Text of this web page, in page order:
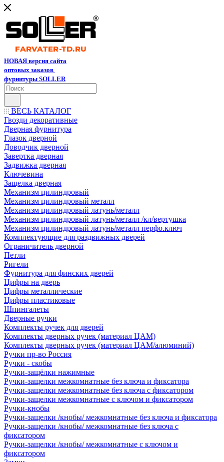
НОВАЯ версия сайта
оптовых заказов
фурнитуры SOLLER
ВЕСЬ КАТАЛОГ
Гвозди декоративные
Дверная фурнитура
Глазок дверной
Доводчик дверной
Завертка дверная
Задвижка дверная
Ключевина
Защелка дверная
Механизм цилиндровый
Механизм цилиндровый металл
Механизм цилиндровый латунь/металл
Механизм цилиндровый латунь/металл /кл/вертушка
Механизм цилиндровый латунь/металл перфо.ключ
Комплектующие для раздвижных дверей
Ограничитель дверной
Петли
Ригели
Фурнитура для финских дверей
Цифры на дверь
Цифры металлические
Цифры пластиковые
Шпингалеты
Дверные ручки
Комплекты ручек для дверей
Комплекты дверных ручек (материал ЦАМ)
Комплекты дверных ручек (материал ЦАМ/алюминий)
Ручки пр-во Россия
Ручки - скобы
Ручки-защёлки нажимные
Ручки-защелки межкомнатные без ключа и фиксатора
Ручки-защелки межкомнатные без ключа с фиксатором
Ручки-защелки межкомнатные с ключом и фиксатором
Ручки-кнобы
Ручки-защелки /кнобы/ межкомнатные без ключа и фиксатора
Ручки-защелки /кнобы/ межкомнатные без ключа с
фиксатором
Ручки-защелки /кнобы/ межкомнатные с ключом и
фиксатором